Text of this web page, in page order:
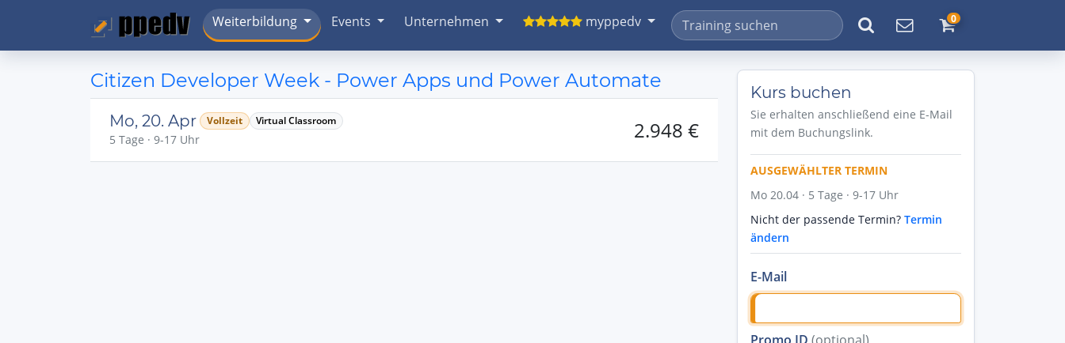
Weiterbildung Events Unternehmen myppedv 0
Citizen Developer Week - Power Apps und Power Automate
Mo, 20. Apr Vollzeit Virtual Classroom
5 Tage · 9-17 Uhr 2.948 €
Kurs buchen
Sie erhalten anschließend eine E-Mail
mit dem Buchungslink.
AUSGEWÄHLTER TERMIN
Mo 20.04 · 5 Tage · 9-17 Uhr
Nicht der passende Termin? Termin
ändern
E-Mail
Promo ID (optional)